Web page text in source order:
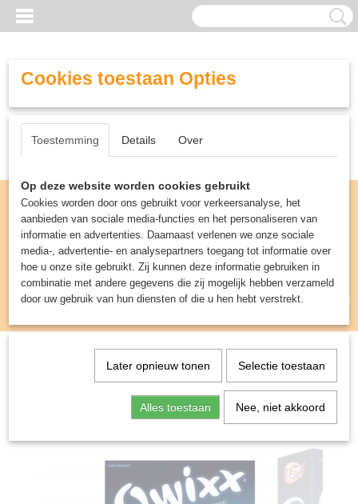
Inloggen Registreren
UW WINKELWAGEN
(0)
Spellen & Puzzels> Qwixx: Big Points -
Cookies toestaan Opties
Toestemming Details Over
Op deze website worden cookies gebruikt
Cookies worden door ons gebruikt voor verkeersanalyse, het
aanbieden van sociale media-functies en het personaliseren van
informatie en advertenties. Daarnaast verlenen we onze sociale
media-, advertentie- en analysepartners toegang tot informatie over
hoe u onze site gebruikt. Zij kunnen deze informatie gebruiken in
combinatie met andere gegevens die zij mogelijk hebben verzameld
door uw gebruik van hun diensten of die u hen hebt verstrekt.
Later opnieuw tonen Selectie toestaan
Alles toestaan Nee, niet akkoord